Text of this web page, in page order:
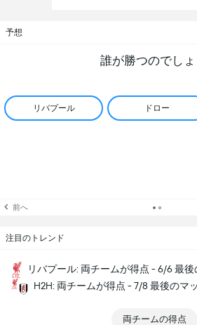
予想
誰が勝つのでし
リバプール ドロー
前へ
注目のトレンド
リバプール: 両チームが得点 - 6/6 最後
H2H: 両チームが得点 - 7/8 最後のマ
両チームの得点